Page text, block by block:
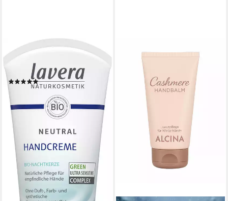
LAVERA
Handcreme
(1)
ab 6,09 €
(12,18 €/ 100 ml)
lieferbar - in 2-3 Werktagen bei dir